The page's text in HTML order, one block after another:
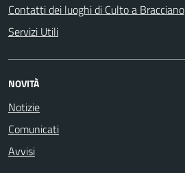
Contatti dei luoghi di Culto a Bracciano
Servizi Utili
NOVITÀ
Notizie
Comunicati
Avvisi